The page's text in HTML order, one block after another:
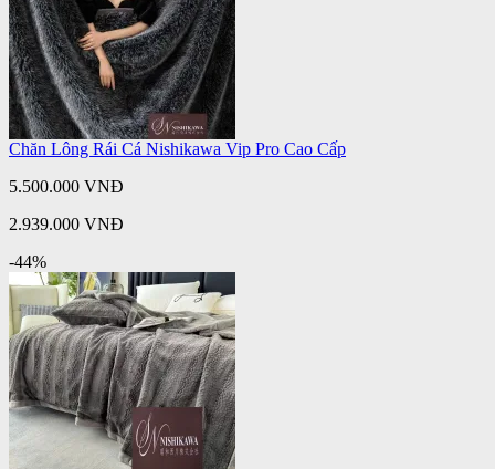
Chăn Lông Rái Cá Nishikawa Vip Pro Cao Cấp
5.500.000 VNĐ
2.939.000 VNĐ
-44%